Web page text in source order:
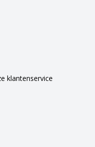
klantenservice